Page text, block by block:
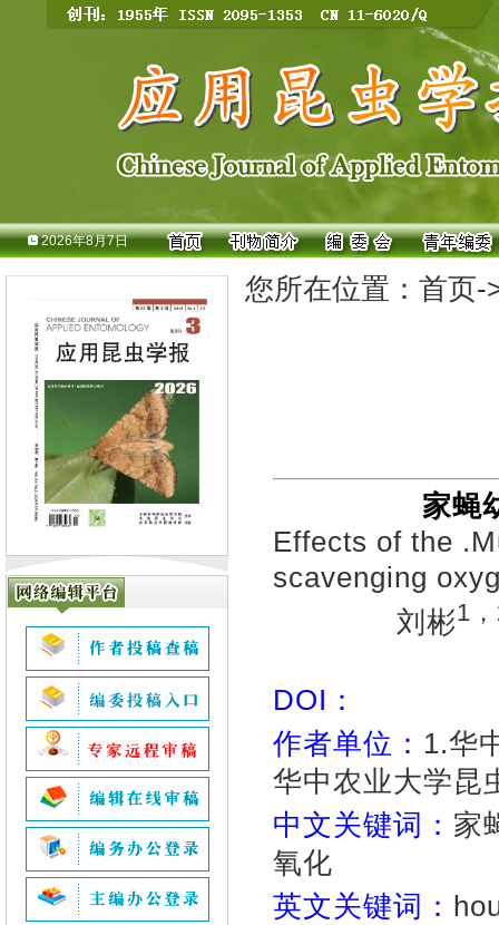
2026年8月7日
您所在位置： 首页-
家蝇
Effects of the
scavenging
刘彬1
DOI：
作者单位： 1.华
华中农业大学昆
中文关键词： 家
氧化
英文关键词：